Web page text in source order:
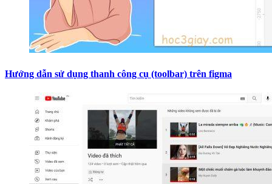
Hướng dẫn sử dụng thanh công cụ (toolbar) trên figma